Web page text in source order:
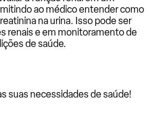
ao médico entender como
na urina. Isso pode ser
renais e em monitoramento de
de saúde.
suas necessidades de saúde!